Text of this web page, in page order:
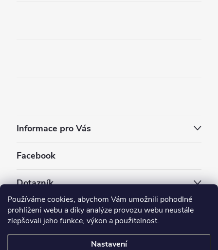
Používáme cookies, abychom Vám umožnili pohodlné
prohlížení webu a díky analýze provozu webu neustále
zlepšovali jeho funkce, výkon a použitelnost.
Nastavení
Informace pro Vás
Facebook
Dotazník
Jaký styl vapování vám vyhovuje ?